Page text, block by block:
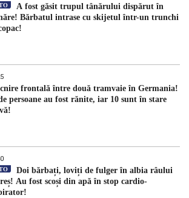
A fost găsit trupul tânărului dispărut în
Bărbatul intrase cu skijetul într-un trunchi
frontală între două tramvaie în Germania!
persoane au fost rănite, iar 10 sunt în stare
Doi bărbați, loviți de fulger în albia râului
Au fost scoși din apă în stop cardio-